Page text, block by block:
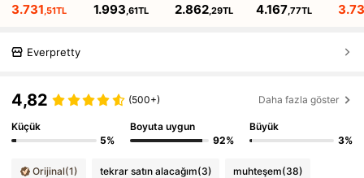
3.731 ,51TL 1.993 ,61TL 2.862,29TL 4.167 ,77TL
Everpretty
4,82 (500+) Daha fazla göster
Küçük
5%
Boyuta uygun
92%
Büyük
3%
Orijinal(1) tekrar satın alacağım(3) muhteşem(38)